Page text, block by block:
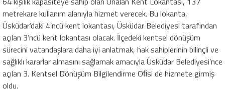
metrekare kullanım alanıyla hizmet verecek. Bu lokanta,
Üsküdar’daki 4’ncü kent lokantası, Üsküdar Belediyesi tarafından
açılan 3’ncü kent lokantası olacak. İlçedeki kentsel dönüşüm
sürecini vatandaşlara daha iyi anlatmak, hak sahiplerinin bilinçli ve
sağlıklı kararlar almasını sağlamak amacıyla Üsküdar Belediyesi’nce
açılan 3. Kentsel Dönüşüm Bilgilendirme Oﬁsi de hizmete girmiş
oldu.